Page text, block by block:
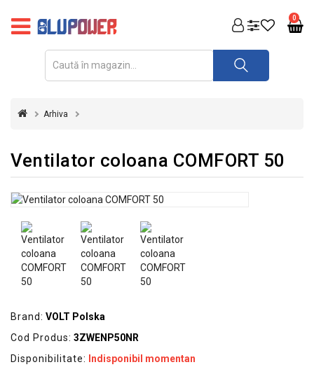
0
FOTOVOLTAICE
REDRESOARE
UPS
STABILIZATOARE
TENSIUNE
CASA
GRADINA
SCULE
SI
Arhiva
Ventilator coloana COMFORT 50
Brand: VOLT Polska
Cod Produs: 3ZWENP50NR
Disponibilitate:
Indisponibil momentan